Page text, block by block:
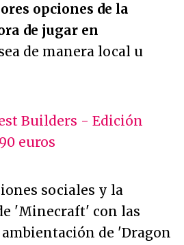
opciones de la
de jugar en
de manera local u
Builders - Edición
euros
sociales y la
'Minecraft' con las
de 'Dragon